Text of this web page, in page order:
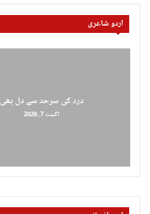
اردو شاعری
درد کی سرحد سے دل بھی
اگست 7, 2026